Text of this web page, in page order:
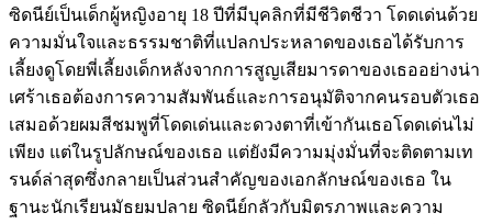
ซิดนีย์เป็นเด็กผู้หญิงอายุ 18 ปีที่มีบุคลิกที่มีชีวิตชีวา โดดเด่นด้วย
ความมั่นใจและธรรมชาติที่แปลกประหลาดของเธอได้รับการ
เลี้ยงดูโดยพี่เลี้ยงเด็กหลังจากการสูญเสียมารดาของเธออย่างน่า
เศร้าเธอต้องการความสัมพันธ์และการอนุมัติจากคนรอบตัวเธอ
เสมอด้วยผมสีชมพูที่โดดเด่นและดวงตาที่เข้ากันเธอโดดเด่นไม่
เพียง แต่ในรูปลักษณ์ของเธอ แต่ยังมีความมุ่งมั่นที่จะติดตามเท
รนด์ล่าสุดซึ่งกลายเป็นส่วนสำคัญของเอกลักษณ์ของเธอ ใน
ฐานะนักเรียนมัธยมปลาย ซิดนีย์กลัวกับมิตรภาพและความ